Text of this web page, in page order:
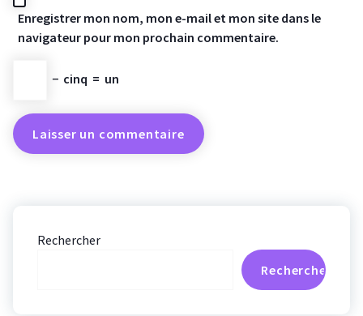
Enregistrer mon nom, mon e-mail et mon site dans le
navigateur pour mon prochain commentaire.
− cinq = un
Rechercher
Rechercher